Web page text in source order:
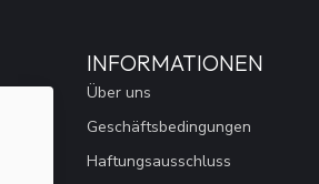
INFORMATIONEN
Über uns
Geschäftsbedingungen
Haftungsausschluss